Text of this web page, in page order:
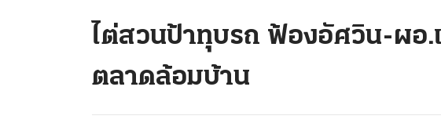
ไต่สวนป้าทุบรถ ฟ้องอัศวิน-ผอ.
ตลาดล้อมบ้าน